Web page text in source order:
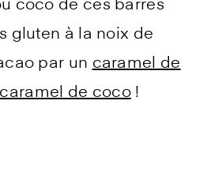
coco de ces barres
gluten à la noix de
par un caramel de
de coco!